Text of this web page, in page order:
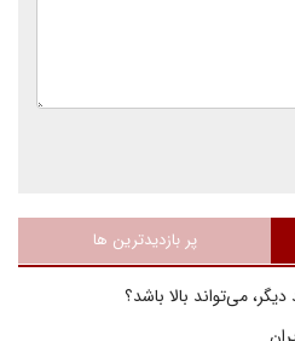
پر بازدیدترین ها
می‌تواند بالا باشد؟